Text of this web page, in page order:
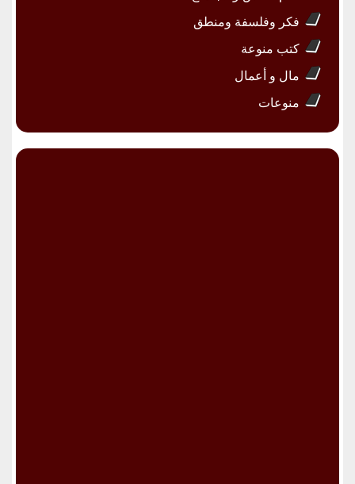
فكر وفلسفة ومنطق
كتب منوعة
مال و أعمال
منوعات